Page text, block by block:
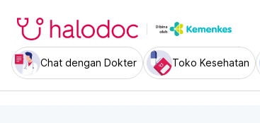
Chat dengan Dokter Toko Kesehatan